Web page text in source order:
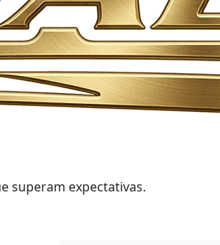
superam expectativas.